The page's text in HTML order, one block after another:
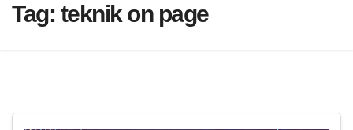
Tag: teknik on page